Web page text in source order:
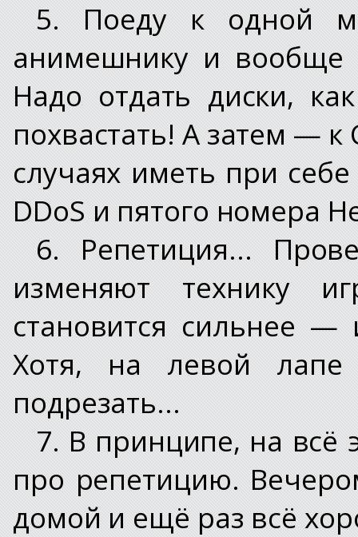
5. Поеду к одной
анимешнику и вообще
Надо отдать диски,
похвастать! А затем —
случаях иметь при
DDoS и пятого номера
6. Репетиция...
изменяют технику
становится сильнее
Хотя, на левой лапе
подрезать...
7. В принципе, на всё
про репетицию.
домой и ещё раз всё